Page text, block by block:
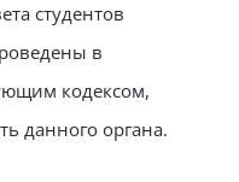
студентов
в
кодексом,
данного органа.